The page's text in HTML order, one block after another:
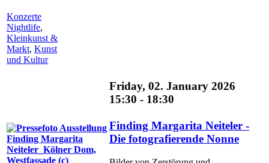
Konzerte
Nightlife,
Kleinkunst &
Markt, Kunst
und Kultur
Friday, 02. January 2026
15:30 - 18:30
Finding Margarita Neiteler -
Die fotografierende Nonne